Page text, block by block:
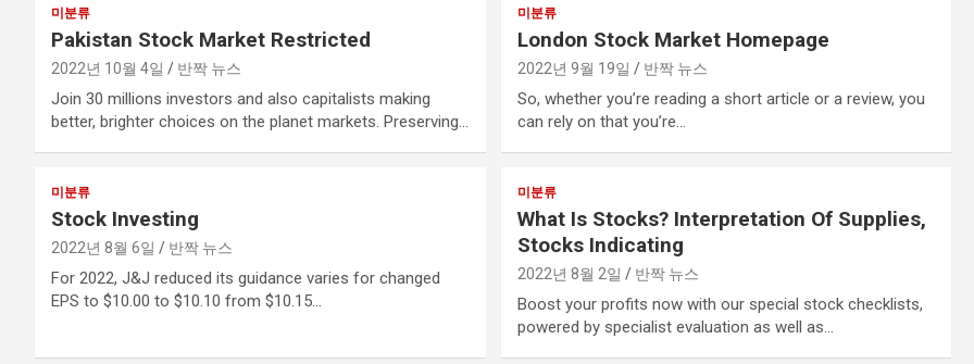
미분류
Pakistan Stock Market Restricted
2022년 10월 4일 반짝 뉴스
Join 30 millions investors and also capitalists making
better, brighter choices on the planet markets. Preserving…
미분류
London Stock Market Homepage
2022년 9월 19일 반짝 뉴스
So, whether you’re reading a short article or a review, you
can rely on that you’re…
미분류
Stock Investing
2022년 8월 6일 반짝 뉴스
For 2022, J&J reduced its guidance varies for changed
EPS to $10.00 to $10.10 from $10.15…
미분류
What Is Stocks? Interpretation Of Supplies,
Stocks Indicating
2022년 8월 2일 반짝 뉴스
Boost your profits now with our special stock checklists,
powered by specialist evaluation as well as…